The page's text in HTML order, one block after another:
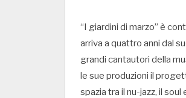
“I giardini di marzo” è
arriva a quattro anni dal
grandi cantautori della
le sue produzioni il
spazia tra il nu-jazz, il